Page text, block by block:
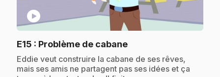
play_circle
E15 : Problème de cabane.
.Eddie veut construire la cabane de ses rêves,
mais ses amis ne partagent pas ses idées et ça